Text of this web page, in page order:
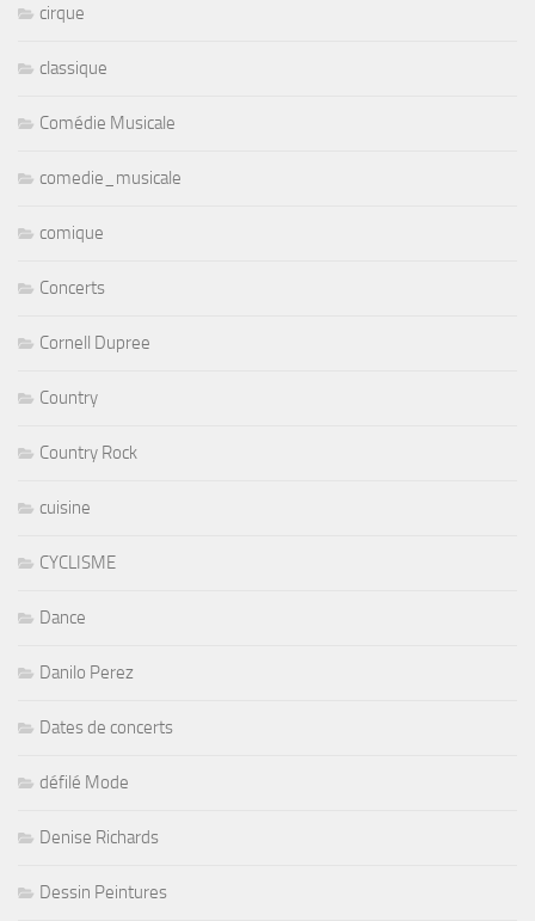
cirque
classique
Comédie Musicale
comedie_musicale
comique
Concerts
Cornell Dupree
Country
Country Rock
cuisine
CYCLISME
Dance
Danilo Perez
Dates de concerts
défilé Mode
Denise Richards
Dessin Peintures